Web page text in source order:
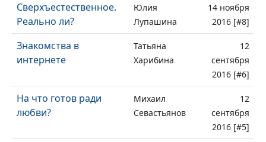
Сверхъестественное.
Реально ли?
Юлия
Лупашина
14 ноября
2016 [#8]
Знакомства в
интернете
Татьяна
Харибина
12
сентября
2016 [#6]
На что готов ради
любви?
Михаил
Севастьянов
12
сентября
2016 [#5]